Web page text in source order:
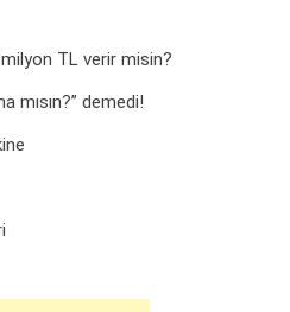
TL verir misin?
mısın?” demedi!